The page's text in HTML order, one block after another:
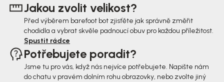
Jakou zvolit velikost?
Před výběrem barefoot bot zjisťěte jak správně změřit
chodidla a vybrat skvěle padnoucí obuv pro každou příležitost.
Spustit rádce
Potřebujete poradit?
Jsme tu pro vás, když nás nejvíce potřebujete. Napište nám
do chatu v pravém dolním rohu obrazovky, nebo zvolte jiný